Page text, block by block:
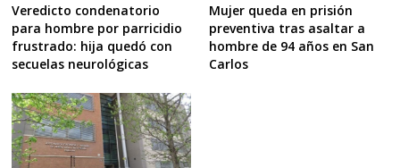
Veredicto condenatorio
para hombre por parricidio
frustrado: hija quedó con
secuelas neurológicas
Mujer queda en prisión
preventiva tras asaltar a
hombre de 94 años en San
Carlos